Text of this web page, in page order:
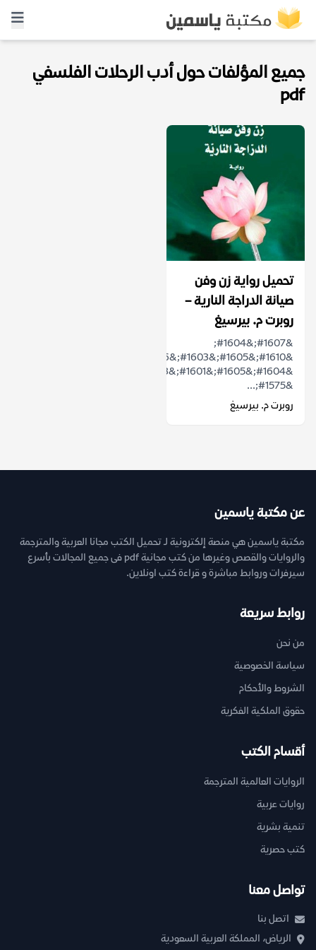
جميع المؤلفات حول أدب الرحلات الفلسفي
pdf
تحميل رواية زن وفن
صيانة الدراجة النارية –
روبرت م. بيرسيغ
&#1607;&#1604;
&#1575;...
روبرت م. بيرسيغ
عن مكتبة ياسمين
مكتبة ياسمين هي منصة إلكترونية لـ تحميل الكتب مجانا العربية والمترجمة
والروايات والقصص وغيرها من كتب مجانية pdf فى جميع المجالات بأسرع
سيرفرات وروابط مباشرة و قراءة كتب اونلاين.
روابط سريعة
من نحن
سياسة الخصوصية
الشروط والأحكام
حقوق الملكية الفكرية
أقسام الكتب
الروايات العالمية المترجمة
روايات عربية
تنمية بشرية
كتب حصرية
تواصل معنا
اتصل بنا
الرياض، المملكة العربية السعودية